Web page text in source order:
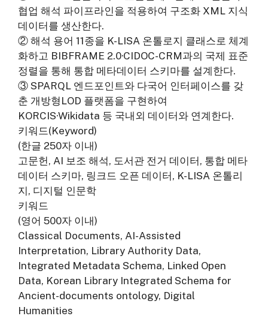
협업 해석 파이프라인을 적용하여 구조화 XML 지식
데이터를 생산한다.
② 해석 용어 11종을 K-LISA 온톨로지 클래스로 체계
화하고 BIBFRAME 2.0·CIDOC-CRM과의 국제 표준
정렬을 통해 통합 메타데이터 스키마를 설계한다.
③ SPARQL 엔드포인트와 다국어 인터페이스를 갖
춘 개방형LOD 플랫폼을 구현하여
KORCIS·Wikidata 등 국내외 데이터와 연계한다.
키워드(Keyword)
(한글 250자 이내)
고문헌, AI 보조 해석, 도서관 전거 데이터, 통합 메타
데이터 스키마, 링크드 오픈 데이터, K-LISA 온톨리
지, 디지털 인문학
키워드
(영어 500자 이내)
Classical Documents, AI-Assisted
Interpretation, Library Authority Data,
Integrated Metadata Schema, Linked Open
Data, Korean Library Integrated Schema for
Ancient-documents ontology, Digital
Humanities